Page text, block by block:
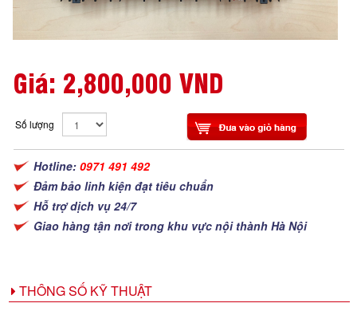
Giá: 2,800,000 VND
Số lượng
Hotline: 0971 491 492
Đảm bảo linh kiện đạt tiêu chuẩn
Hỗ trợ dịch vụ 24/7
Giao hàng tận nơi trong khu vực nội thành Hà Nội
THÔNG SỐ KỸ THUẬT